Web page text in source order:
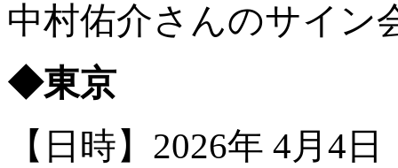
中村佑介さんのサイン
◆東京
【日時】2026年 4月4